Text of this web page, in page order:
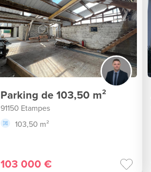
Parking de 103,50 m²
91150 Etampes
103,50 m²
103 000 €